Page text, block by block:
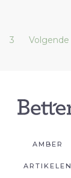
3 Volgende
AMBER
ARTIKELEN